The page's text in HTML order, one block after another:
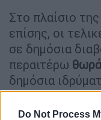
Do Not Process
Στο πλαίσιο
επίσης, οι
σε δημόσια
περαιτέρω
δημόσια
ενός
πειθαρχικών